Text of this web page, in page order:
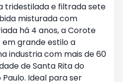
tridestilada e filtrada sete
misturada com
há 4 anos, a Corote
grande estilo a
industria com mais de 60
de Santa Rita do
Ideal para ser